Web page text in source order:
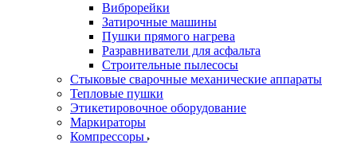
Виброрейки
Затирочные машины
Пушки прямого нагрева
Разравниватели для асфальта
Строительные пылесосы
Стыковые сварочные механические аппараты
Тепловые пушки
Этикетировочное оборудование
Маркираторы
Компрессоры